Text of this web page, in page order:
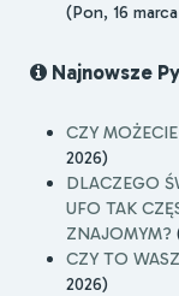
(Pon, 16
Najnowsze
CZY
2026)
DLACZEGO
UFO TAK
ZNAJOMYM?
CZY TO
2026)